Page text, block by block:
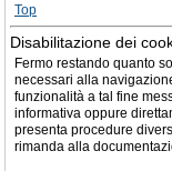
Top
Disabilitazione dei
Fermo restando quanto
necessari alla
funzionalità a tal fine
informativa oppure
presenta procedure
rimanda alla